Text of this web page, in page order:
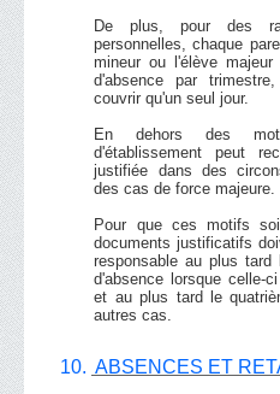
De plus, pour des
personnelles, chaque
mineur ou l'élève
d'absence par
couvrir qu'un seul jour.
En dehors des
d'établissement peut
justifiée dans des
des cas de force majeure.
Pour que ces motifs
documents justificatifs
responsable au plus tard
d'absence lorsque celle-
et au plus tard le
autres cas.
10. ABSENCES ET